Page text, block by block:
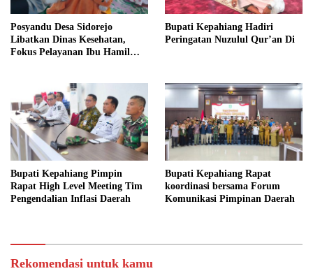
Posyandu Desa Sidorejo
Libatkan Dinas Kesehatan,
Fokus Pelayanan Ibu Hamil
Bupati Kepahiang Hadiri
Peringatan Nuzulul Qur’an Di
Bupati Kepahiang Pimpin
Rapat High Level Meeting Tim
Pengendalian Inflasi Daerah
Bupati Kepahiang Rapat
koordinasi bersama Forum
Komunikasi Pimpinan Daerah
Rekomendasi untuk kamu